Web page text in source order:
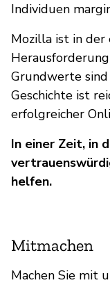
Individuen
Mozilla ist in der
Grundwerte
Geschichte ist
erfolgreicher
In einer Zeit, in
helfen.
Mitmachen
Machen Sie mit